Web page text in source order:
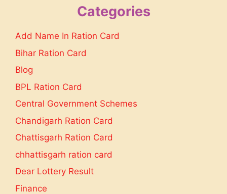
Categories
Add Name In Ration Card
Bihar Ration Card
Blog
BPL Ration Card
Central Government Schemes
Chandigarh Ration Card
Chattisgarh Ration Card
chhattisgarh ration card
Dear Lottery Result
Finance